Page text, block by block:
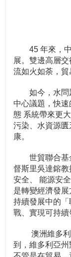
45 年來，中
展。雙邊高層
流如火如荼，貿
如今，水問題
中心議題，快
態 系統帶來更
污染、水資源
康。
世貿聯合基金
督斯里吳達鎔
安全、 能源安
是轉變經濟發
持續發展中的
戰、實現可持續
澳洲維多利
到，維多利亞州